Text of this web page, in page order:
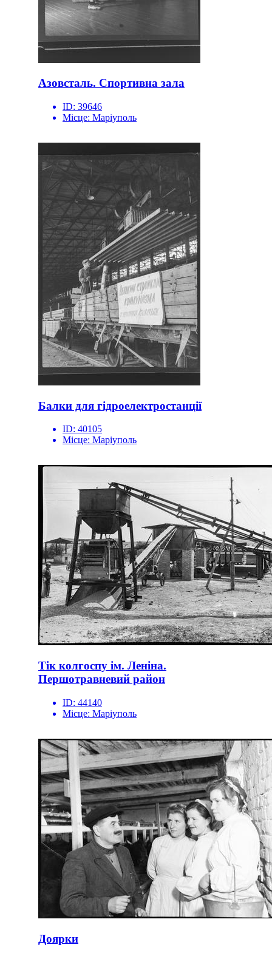
Азовсталь. Спортивна зала
ID: 39646
Місце: Маріуполь
Балки для гідроелектростанції
ID: 40105
Місце: Маріуполь
Тік колгоспу ім. Леніна.
Першотравневий район
ID: 44140
Місце: Маріуполь
Доярки